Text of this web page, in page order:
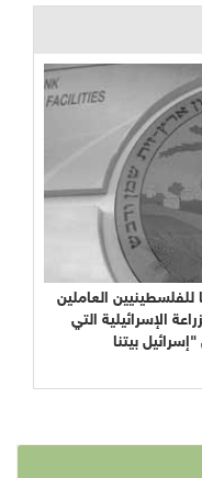
العاملين
الإسرائيلية التي